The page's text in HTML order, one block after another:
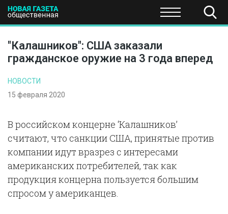
ПОЛИТИКА ЭКОНОМИКА НАУКА И
"Калашников": США заказали
гражданское оружие на 3 года вперед
НОВОСТИ
15 февраля 2020
В российском концерне ‘Калашников’
считают, что санкции США, принятые против
компании идут вразрез с интересами
американских потребителей, так как
продукция концерна пользуется большим
спросом у американцев.